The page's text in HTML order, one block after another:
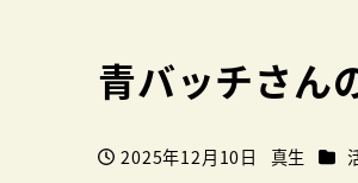
青バッチさん
投稿日
2025年12月10日
著
真生 カテ